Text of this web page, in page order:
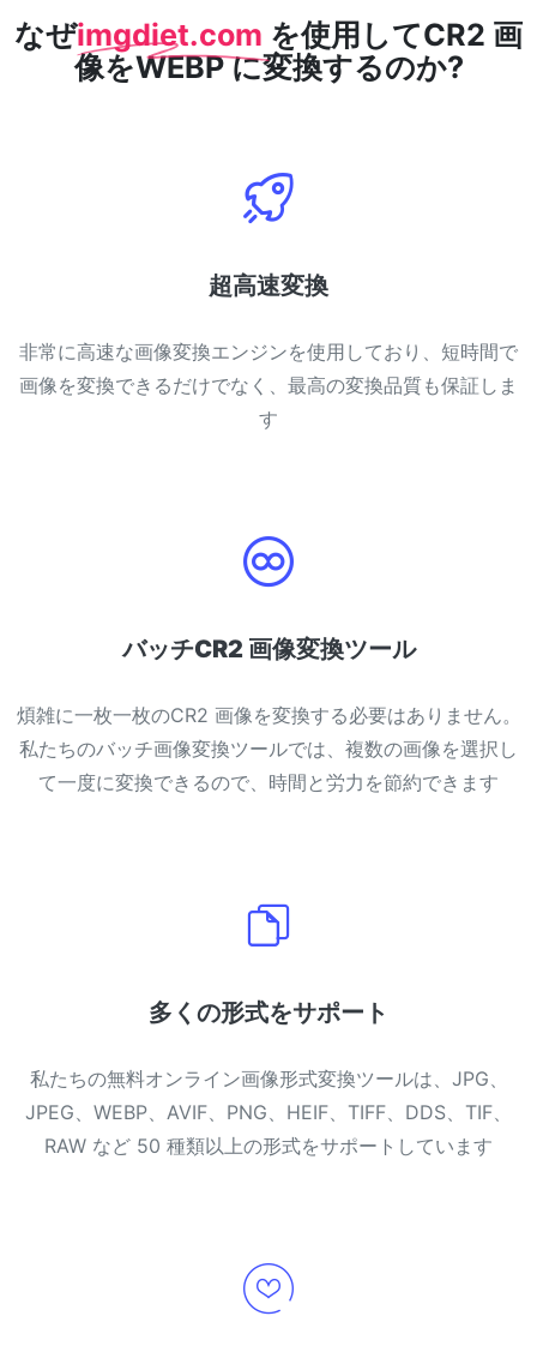
なぜimgdiet.com を使用してCR2 画
像をWEBP に変換するのか?
超高速変換
非常に高速な画像変換エンジンを使用しており、短時間で
画像を変換できるだけでなく、最高の変換品質も保証しま
す
バッチCR2 画像変換ツール
煩雑に一枚一枚のCR2 画像を変換する必要はありません。
私たちのバッチ画像変換ツールでは、複数の画像を選択し
て一度に変換できるので、時間と労力を節約できます
多くの形式をサポート
私たちの無料オンライン画像形式変換ツールは、JPG、
JPEG、WEBP、AVIF、PNG、HEIF、TIFF、DDS、TIF、
RAW など 50 種類以上の形式をサポートしています